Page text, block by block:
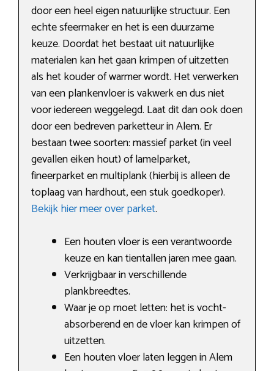
door een heel eigen natuurlijke structuur. Een
echte sfeermaker en het is een duurzame
keuze. Doordat het bestaat uit natuurlijke
materialen kan het gaan krimpen of uitzetten
als het kouder of warmer wordt. Het verwerken
van een plankenvloer is vakwerk en dus niet
voor iedereen weggelegd. Laat dit dan ook doen
door een bedreven parketteur in Alem. Er
bestaan twee soorten: massief parket (in veel
gevallen eiken hout) of lamelparket,
fineerparket en multiplank (hierbij is alleen de
toplaag van hardhout, een stuk goedkoper).
Bekijk hier meer over parket.
Een houten vloer is een verantwoorde
keuze en kan tientallen jaren mee gaan.
Verkrijgbaar in verschillende
plankbreedtes.
Waar je op moet letten: het is vocht-
absorberend en de vloer kan krimpen of
uitzetten.
Een houten vloer laten leggen in Alem